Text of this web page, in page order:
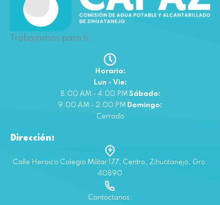
Trabajamos para ti.
Horario:
Lun - Vie:
8:00 AM - 4:00 PM Sábado:
9:00 AM - 2:00 PM Domingo:
Cerrado
Dirección:
Calle Heroico Colegio Militar 177, Centro, Zihuatanejo, Gro.
40890
Contactanos: